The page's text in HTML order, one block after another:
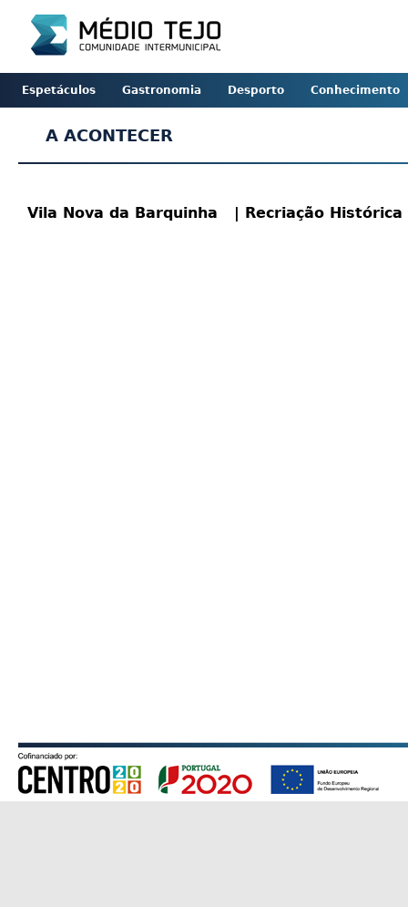
Espetáculos Gastronomia Desporto Conhecimento
A ACONTECER
Vila Nova da Barquinha | Recriação Histórica